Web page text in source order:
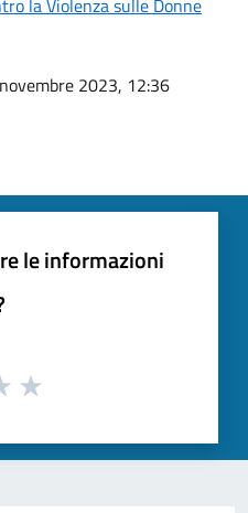
2023, 12:36
le informazioni